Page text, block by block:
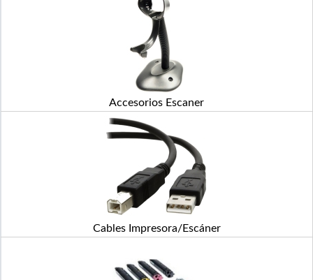
Accesorios Escaner
Cables Impresora/Escáner